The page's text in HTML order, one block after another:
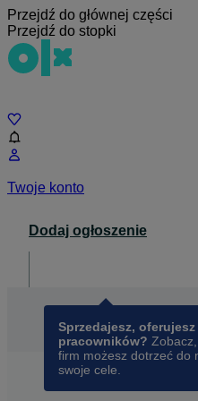
Przejdź do głównej części
Przejdź do stopki
Twoje konto
Dodaj ogłoszenie
Sprzedajesz,
pracowników?
firm możesz dotrzeć do
swoje cele.